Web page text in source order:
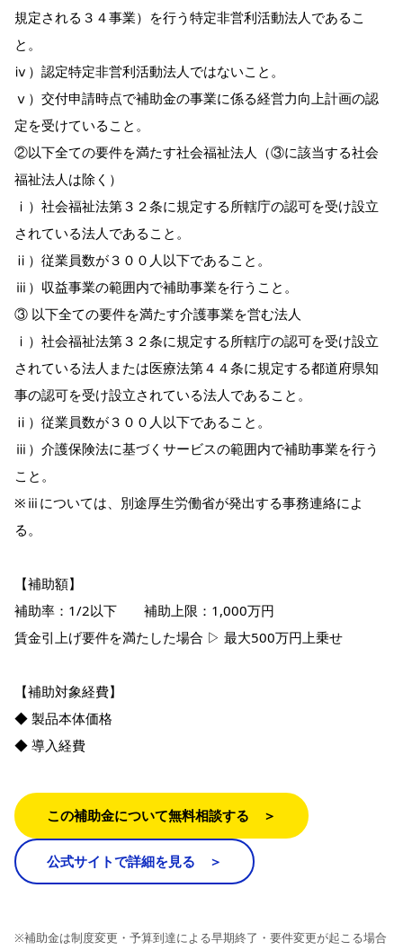
規定される３４事業）を行う特定非営利活動法人であるこ
と。
ⅳ）認定特定非営利活動法人ではないこと。
ⅴ）交付申請時点で補助金の事業に係る経営力向上計画の認
定を受けていること。
②以下全ての要件を満たす社会福祉法人（③に該当する社会
福祉法人は除く）
ⅰ）社会福祉法第３２条に規定する所轄庁の認可を受け設立
されている法人であること。
ⅱ）従業員数が３００人以下であること。
ⅲ）収益事業の範囲内で補助事業を行うこと。
③ 以下全ての要件を満たす介護事業を営む法人
ⅰ）社会福祉法第３２条に規定する所轄庁の認可を受け設立
されている法人または医療法第４４条に規定する都道府県知
事の認可を受け設立されている法人であること。
ⅱ）従業員数が３００人以下であること。
ⅲ）介護保険法に基づくサービスの範囲内で補助事業を行う
こと。
※ⅲについては、別途厚生労働省が発出する事務連絡によ
る。
【補助額】
補助率：1/2以下 補助上限：1,000万円
賃金引上げ要件を満たした場合 ▷ 最大500万円上乗せ
【補助対象経費】
◆ 製品本体価格
◆ 導入経費
この補助金について無料相談する ＞
公式サイトで詳細を見る ＞
※補助金は制度変更・予算到達による早期終了・要件変更が起こる場合